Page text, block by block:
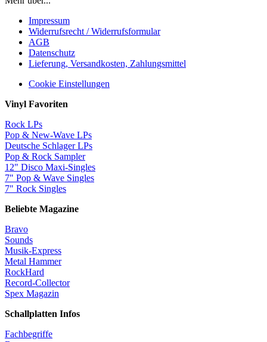
Impressum
Widerrufsrecht / Widerrufsformular
AGB
Datenschutz
Lieferung, Versandkosten, Zahlungsmittel
Cookie Einstellungen
Vinyl Favoriten
Rock LPs
Pop & New-Wave LPs
Deutsche Schlager LPs
Pop & Rock Sampler
12" Disco Maxi-Singles
7" Pop & Wave Singles
7" Rock Singles
Beliebte Magazine
Bravo
Sounds
Musik-Express
Metal Hammer
RockHard
Record-Collector
Spex Magazin
Schallplatten Infos
Fachbegriffe